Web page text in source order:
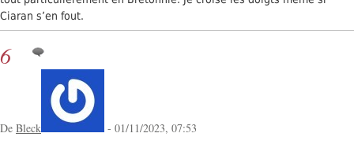
Ciaran s’en fout.
6
De Bleck - 01/11/2023, 07:53